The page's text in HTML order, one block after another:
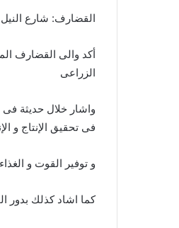
القضارف: شارع النيل
أكد والى القضارف
الزراعى
فى تحقيق الإنتاج و
و توفير القوت و
كما اشاد كذلك بدور